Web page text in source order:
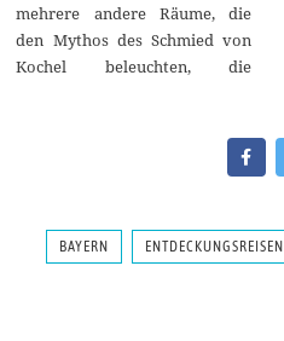
mehrere andere Räume, die
den Mythos des Schmied von
Kochel beleuchten, die
BAYERN ENTDECKUNGSREISEN